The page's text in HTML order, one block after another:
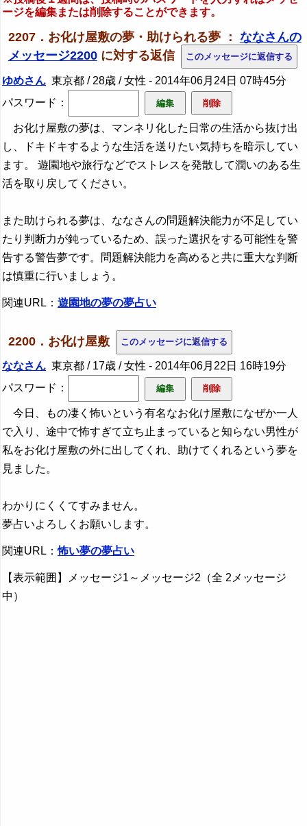
ージを編集または削除することができます。
2207．お化け屋敷の夢・助けられる夢 ： ななさんの
メッセージ2200に対する返信
ゆめさん 東京都 / 28歳 / 女性 - 2014年06月24日 07時45分
パスワード：
お化け屋敷の夢は、マンネリ化した日常の生活から抜け出
し、ドキドキするような生活を送りたい気持ちを暗示してい
ます。 遊園地や旅行などでストレスを発散して潤いのある生
活を取り戻してください。
また助けられる夢は、ななさんの問題解決能力が不足してい
たり判断力が鈍っているため、誤った選択をする可能性を警
告する警告夢です。問題解決能力を高めると共に重大な判断
は慎重に行いましょう。
関連URL： 遊園地の夢の夢占い
2200．お化け屋敷
ななさん 東京都 / 17歳 / 女性 - 2014年06月22日 16時19分
パスワード：
今日、もの凄く怖いという有名なお化け屋敷になぜか一人
で入り、途中で怖すぎて立ち止まっていると知らない男性が
私をお化け屋敷の外に出してくれ、助けてくれるという夢を
見ました。
わかりにくくてすみません。
夢占いよろしくお願いします。
関連URL：怖い夢の夢占い
【表示範囲】メッセージ1～メッセージ2（全 2メッセージ
中）